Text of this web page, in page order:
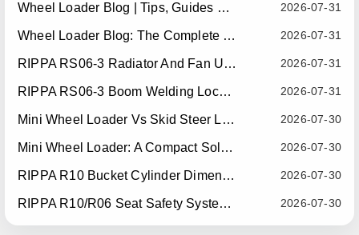
2026-07-31
Wheel Loader Blog | Tips, Guides & Attachments
2026-07-31
Wheel Loader Blog: The Complete Guide To Wheel Loaders For Construction, Agriculture, And Material Handling
2026-07-31
RIPPA RS06-3 Radiator And Fan Upgrade — Effective July 10, 2026
2026-07-31
RIPPA RS06-3 Boom Welding Locating Bar Optimization — Effective July 15, 2026
2026-07-30
Mini Wheel Loader Vs Skid Steer Loader: Which Compact Machine Is Better For Your Business?
2026-07-30
Mini Wheel Loader: A Compact Solution For Efficient Material Handling
2026-07-30
RIPPA R10 Bucket Cylinder Dimension Optimization — Effective July 15, 2026
2026-07-30
RIPPA R10/R06 Seat Safety System Upgrade — Effective July 22, 2026